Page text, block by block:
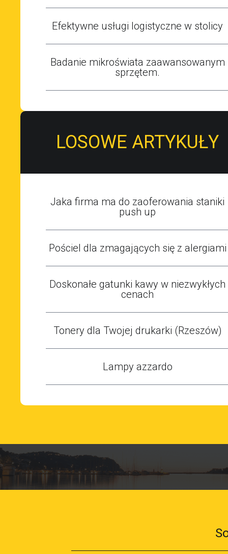
Efektywne usługi logistyczne w stolicy
Badanie mikroświata zaawansowanym
sprzętem.
LOSOWE ARTYKUŁY
Jaka firma ma do zaoferowania staniki
push up
Pościel dla zmagających się z alergiami
Doskonałe gatunki kawy w niezwykłych
cenach
Tonery dla Twojej drukarki (Rzeszów)
Lampy azzardo